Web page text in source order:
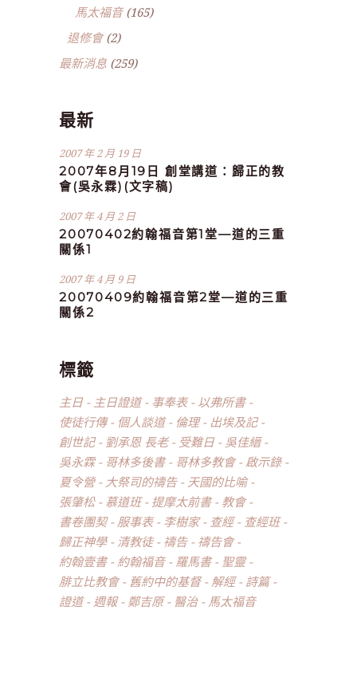
馬太福音(165)
退修會(2)
最新消息 (259)
最新
2007 年 2 月 19 日
2007年8月19日 創堂講道：歸正的教
會(吳永霖)(文字稿)
2007 年 4 月 2 日
20070402約翰福音第1堂—道的三重
關係1
2007 年 4 月 9 日
20070409約翰福音第2堂—道的三重
關係2
標籤
主日 主日證道 事奉表
以弗所書
使徒行傳
個人談道 倫理
出埃及記
創世記
劉承恩 長老 受難日
吳佳縉
吳永霖
哥林多後書 哥林多教會
啟示錄
夏令營
大祭司的禱告
天國的比喻
張肇松
慕道班 提摩太前書
教會
書卷團契
服事表 李樹家 查經
查經班
歸正神學
清教徒 禱告
禱告會
約翰壹書
約翰福音 羅馬書
聖靈
腓立比教會
舊約中的基督 解經
詩篇
證道
週報 鄭吉原 醫治 馬太福音